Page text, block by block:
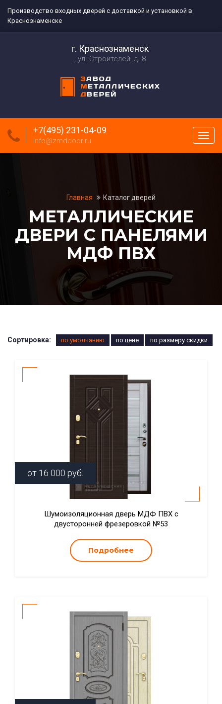
Производство входных дверей с доставкой и установкой в
Краснознаменске
г. Краснознаменск
ул. Строителей, д. 8
меню
+7(495) 231-04-09
info@zmddoor.ru
Главная Каталог дверей
МЕТАЛЛИЧЕСКИЕ
ДВЕРИ С ПАНЕЛЯМИ
МДФ ПВХ
Сортировка: по умолчанию по цене по размеру скидки
от 16 000 руб.
Шумоизоляционная дверь МДФ ПВХ с
двусторонней фрезеровкой №53
Подробнее